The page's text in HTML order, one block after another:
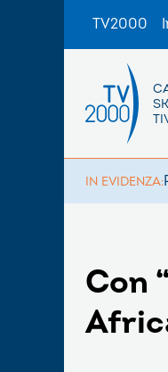
TV2000
IN EVIDENZA:
Con